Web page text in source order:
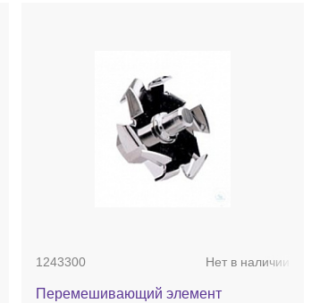
1243300 Нет в наличии
Перемешивающий элемент